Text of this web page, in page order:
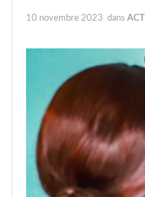
10 novembre 2023 dans